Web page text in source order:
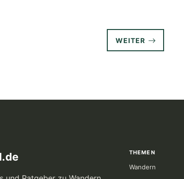
WEITER
THEMEN
Wandern